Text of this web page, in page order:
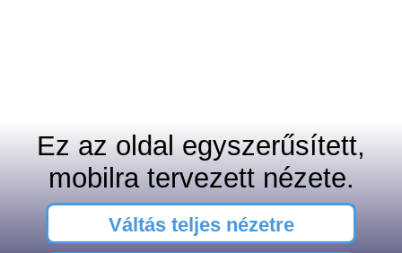
Ez az oldal egyszerűsített,
mobilra tervezett nézete.
Váltás teljes nézetre